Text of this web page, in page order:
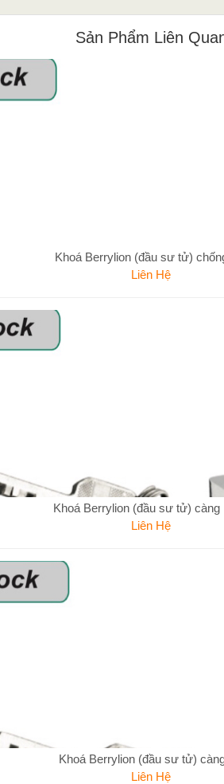
Sản Phẩm Liên
Khoá Berrylion (đầu sư tử)
Liên Hệ
Khoá Berrylion (đầu sư tử) càng
Liên Hệ
Khoá Berrylion (đầu sư tử)
Liên Hệ